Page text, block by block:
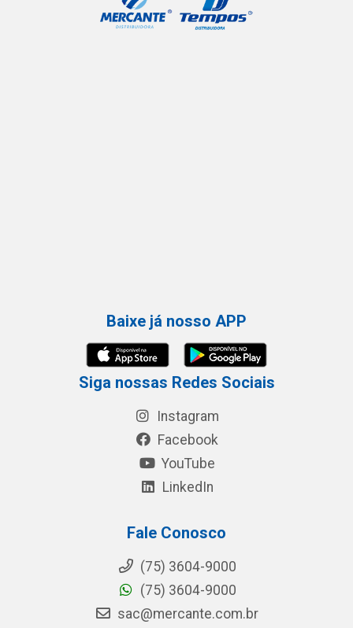
Baixe já nosso APP
Siga nossas Redes Sociais
Instagram
Facebook
YouTube
LinkedIn
Fale Conosco
(75) 3604-9000
(75) 3604-9000
sac@mercante.com.br